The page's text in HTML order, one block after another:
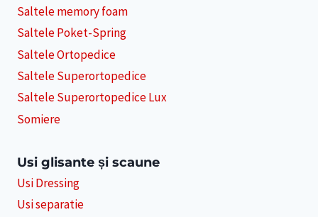
Saltele memory foam
Saltele Poket-Spring
Saltele Ortopedice
Saltele Superortopedice
Saltele Superortopedice Lux
Somiere
Usi glisante și scaune
Usi Dressing
Usi separatie